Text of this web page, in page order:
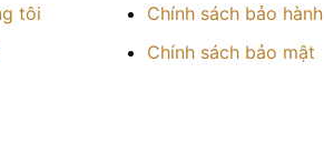
tôi
Chính sách bảo hành
Chính sách bảo mật